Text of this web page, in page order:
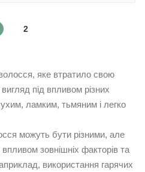
2
яке втратило свою
під впливом різних
ламким, тьмяним і легко
можуть бути різними, але
зовнішніх факторів та
використання гарячих